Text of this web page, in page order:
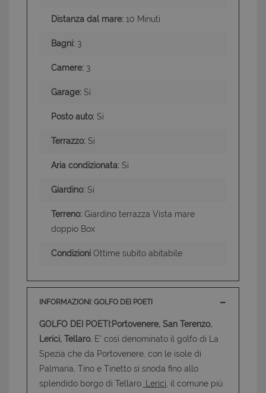
Distanza dal mare: 10 Minuti
Bagni: 3
Camere: 3
Garage: Si
Posto auto: Si
Terrazzo: Si
Aria condizionata: Si
Giardino: Si
Terreno: Giardino terrazza Vista mare
doppio Box
Condizioni Ottime subito abitabile
INFORMAZIONI: GOLFO DEI POETI
GOLFO DEI POETI:Portovenere, San Terenzo,
Lerici, Tellaro. E' così denominato il golfo di La
Spezia che da Portovenere, con le isole di
Palmaria, Tino e Tinetto si snoda fino allo
splendido borgo di Tellaro.
Lerici , il comune più